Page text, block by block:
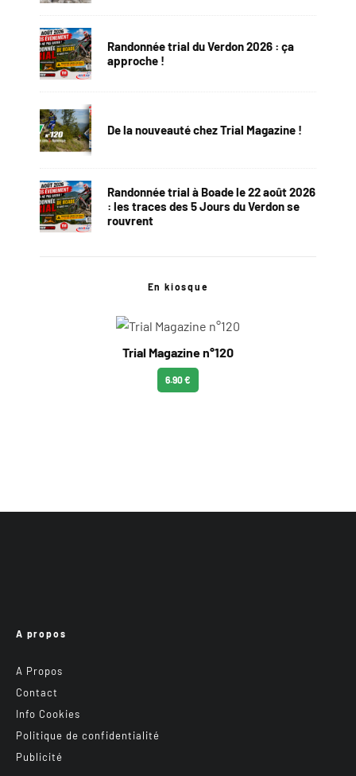
Randonnée trial du Verdon 2026 : ça
approche !
De la nouveauté chez Trial Magazine !
Randonnée trial à Boade le 22 août 2026
: les traces des 5 Jours du Verdon se
rouvrent
En kiosque
Trial Magazine n°120
6.90 €
A propos
A Propos
Contact
Info Cookies
Politique de confidentialité
Publicité